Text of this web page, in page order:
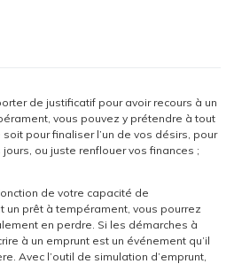
de justificatif pour avoir recours à un
vous pouvez y prétendre à tout
pour finaliser l’un de vos désirs, pour
ou juste renflouer vos finances ;
de votre capacité de
un prêt à tempérament, vous pourrez
en perdre. Si les démarches à
à un emprunt est un événement qu’il
Avec l’outil de simulation d’emprunt,